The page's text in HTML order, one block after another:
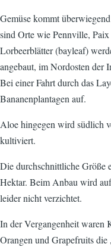
Gemüse kommt
sind Orte wie Pennville,
Lorbeerblätter (bayleaf)
angebaut, im Nordosten der
Bei einer Fahrt durch das
Bananenplantagen auf.
Aloe hingegen wird südlich
kultiviert.
Die durchschnittliche Größe
Hektar. Beim Anbau wird
leider nicht verzichtet.
In der Vergangenheit waren
Orangen und Grapefruits die